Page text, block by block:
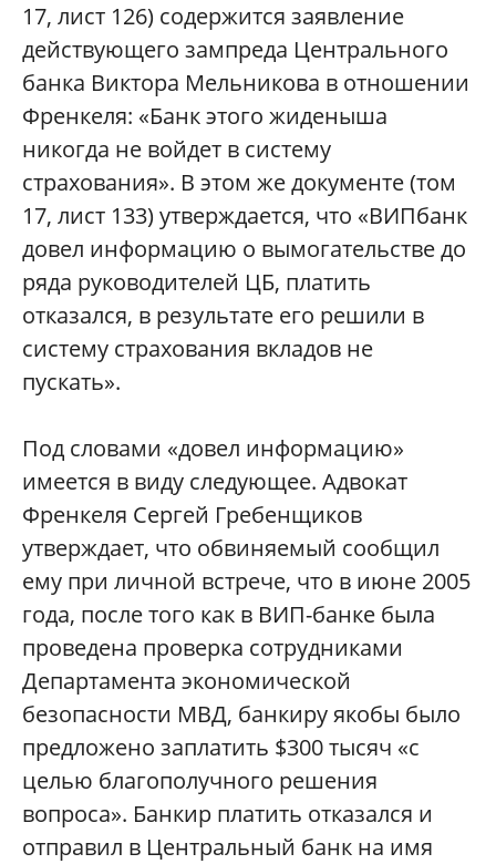
17, лист 126) содержится заявление
действующего зампреда Центрального
банка Виктора Мельникова в отношении
Френкеля: «Банк этого жиденыша
никогда не войдет в систему
страхования». В этом же документе (том
17, лист 133) утверждается, что «ВИПбанк
довел информацию о вымогательстве до
ряда руководителей ЦБ, платить
отказался, в результате его решили в
систему страхования вкладов не
пускать».
Под словами «довел информацию»
имеется в виду следующее. Адвокат
Френкеля Сергей Гребенщиков
утверждает, что обвиняемый сообщил
ему при личной встрече, что в июне 2005
года, после того как в ВИП-банке была
проведена проверка сотрудниками
Департамента экономической
безопасности МВД, банкиру якобы было
предложено заплатить $300 тысяч «с
целью благополучного решения
вопроса». Банкир платить отказался и
отправил в Центральный банк на имя